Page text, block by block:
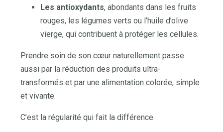
Les antioxydants, abondants dans les fruits
rouges, les légumes verts ou l’huile d’olive
vierge, qui contribuent à protéger les cellules.
Prendre soin de son cœur naturellement passe
aussi par la réduction des produits ultra-
transformés et par une alimentation colorée, simple
et vivante.
C’est la régularité qui fait la différence.